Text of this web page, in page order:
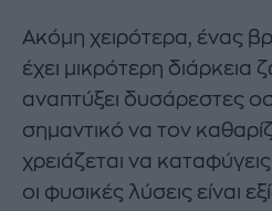
Ακόμη χειρότερα, ένας
έχει μικρότερη διάρκεια
αναπτύξει δυσάρεστες
σημαντικό να τον
χρειάζεται να
οι φυσικές λύσεις είναι